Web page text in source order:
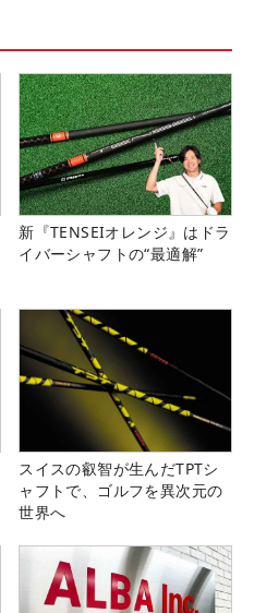
新『TENSEIオレンジ』はドラ
イバーシャフトの“最適解”
スイスの叡智が生んだTPTシ
ャフトで、ゴルフを異次元の
世界へ